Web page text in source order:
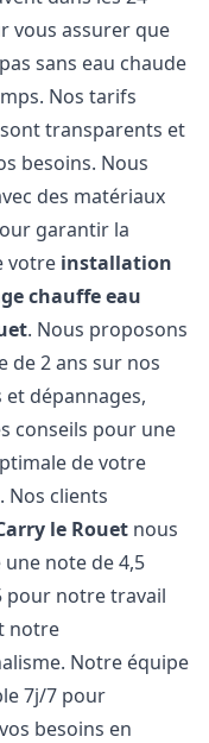
vous assurer que
sans eau chaude
Nos tarifs
transparents et
besoins. Nous
des matériaux
garantir la
votre installation
chauffe eau
. Nous proposons
de 2 ans sur nos
dépannages,
conseils pour une
de votre
Nos clients
le Rouet nous
note de 4,5
pour notre travail
notre
Notre équipe
7j/7 pour
besoins en